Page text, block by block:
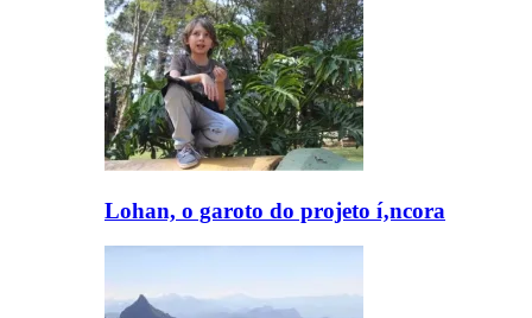
Lohan, o garoto do projeto í‚ncora